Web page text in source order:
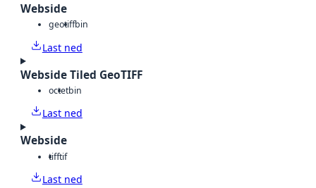
Webside
geotiffbin
Last ned
Webside Tiled GeoTIFF
octetbin
Last ned
Webside
tifftif
Last ned